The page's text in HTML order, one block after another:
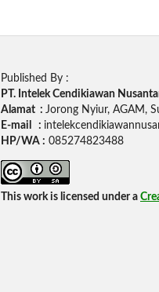
Published By :
PT. Intelek Cendikiawan
Alamat : Jorong Nyiur, AGAM,
E-mail :
HP/WA : 085274823488
This work is licensed under a